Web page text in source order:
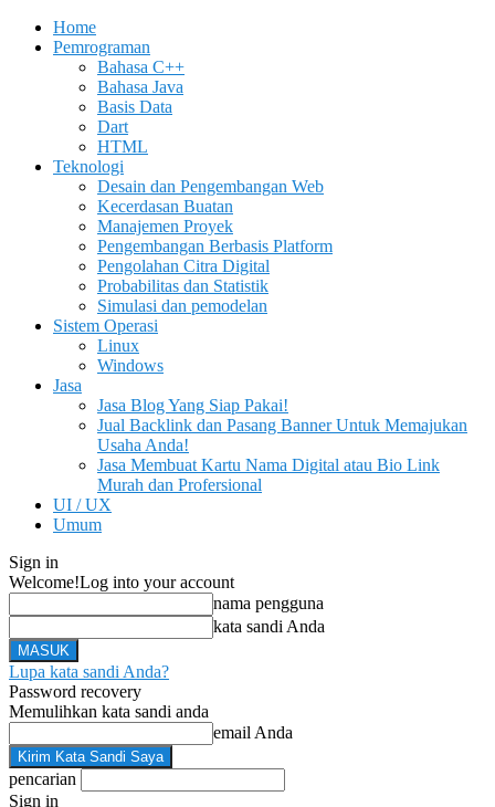
Home
Pemrograman
Bahasa C++
Bahasa Java
Basis Data
Dart
HTML
Teknologi
Desain dan Pengembangan Web
Kecerdasan Buatan
Manajemen Proyek
Pengembangan Berbasis Platform
Pengolahan Citra Digital
Probabilitas dan Statistik
Simulasi dan pemodelan
Sistem Operasi
Linux
Windows
Jasa
Jasa Blog Yang Siap Pakai!
Jual Backlink dan Pasang Banner Untuk Memajukan
Usaha Anda!
Jasa Membuat Kartu Nama Digital atau Bio Link
Murah dan Profersional
UI / UX
Umum
Sign in
Welcome!Log into your account
nama pengguna
kata sandi Anda
Lupa kata sandi Anda?
Password recovery
Memulihkan kata sandi anda
email Anda
pencarian
Sign in